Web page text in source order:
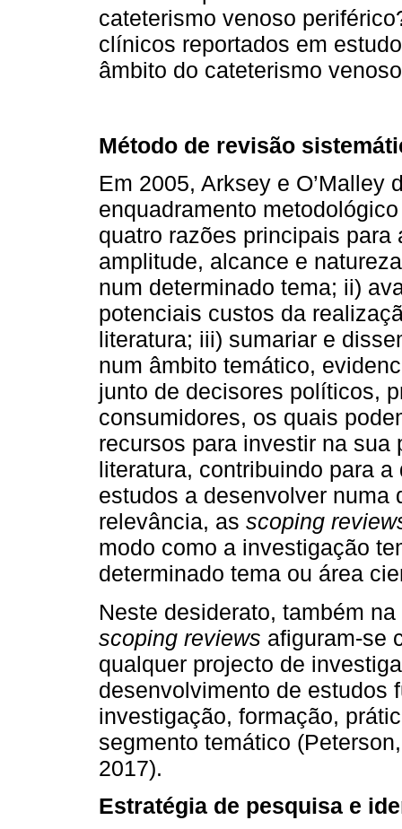
cateterismo venoso
clínicos reportados em
âmbito do cateterismo
Método de revisão
Em 2005, Arksey e O’Malley
enquadramento
quatro razões principais
amplitude, alcance e
num determinado tema; ii)
potenciais custos da
literatura; iii) sumariar e
num âmbito temático,
junto de decisores políticos,
consumidores, os quais
recursos para investir na
literatura, contribuindo para
estudos a desenvolver numa
relevância, as scoping
modo como a investigação
determinado tema ou área
Neste desiderato, também
scoping reviews afiguram-se
qualquer projecto de
desenvolvimento de estudos
investigação, formação,
segmento temático
2017).
Estratégia de pesquisa e